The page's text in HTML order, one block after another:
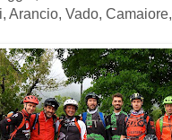
Arancio, Vado,